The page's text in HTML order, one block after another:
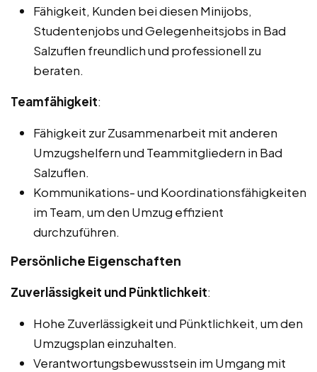
Fähigkeit, Kunden bei diesen Minijobs,
Studentenjobs und Gelegenheitsjobs in Bad
Salzuflen freundlich und professionell zu
beraten.
Teamfähigkeit:
Fähigkeit zur Zusammenarbeit mit anderen
Umzugshelfern und Teammitgliedern in Bad
Salzuflen.
Kommunikations- und Koordinationsfähigkeiten
im Team, um den Umzug effizient
durchzuführen.
Persönliche Eigenschaften
Zuverlässigkeit und Pünktlichkeit:
Hohe Zuverlässigkeit und Pünktlichkeit, um den
Umzugsplan einzuhalten.
Verantwortungsbewusstsein im Umgang mit